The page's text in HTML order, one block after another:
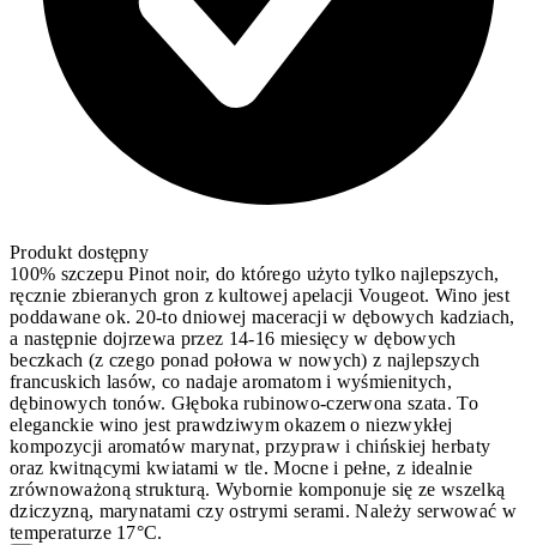
Produkt dostępny
100% szczepu Pinot noir, do którego użyto tylko najlepszych,
ręcznie zbieranych gron z kultowej apelacji Vougeot. Wino jest
poddawane ok. 20-to dniowej maceracji w dębowych kadziach,
a następnie dojrzewa przez 14-16 miesięcy w dębowych
beczkach (z czego ponad połowa w nowych) z najlepszych
francuskich lasów, co nadaje aromatom i wyśmienitych,
dębinowych tonów. Głęboka rubinowo-czerwona szata. To
eleganckie wino jest prawdziwym okazem o niezwykłej
kompozycji aromatów marynat, przypraw i chińskiej herbaty
oraz kwitnącymi kwiatami w tle. Mocne i pełne, z idealnie
zrównoważoną strukturą. Wybornie komponuje się ze wszelką
dziczyzną, marynatami czy ostrymi serami. Należy serwować w
temperaturze 17°C.